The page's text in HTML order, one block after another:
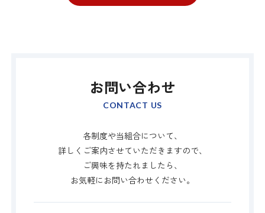
お問い合わせ
CONTACT US
各制度や当組合について、
詳しくご案内させていただきますので、
ご興味を持たれましたら、
お気軽にお問い合わせください。